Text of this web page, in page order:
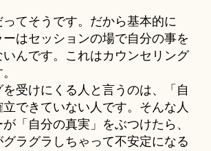
てそうです。だから基本的に
はセッションの場で自分の事を
んです。これはカウンセリング
受けにくる人と言うのは、「自
できていない人です。そんな人
「自分の真実」をぶつけたら、
ラグラしちゃって不安定になる